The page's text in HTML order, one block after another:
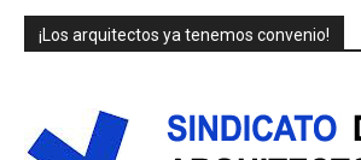
¡Los arquitectos ya tenemos convenio!